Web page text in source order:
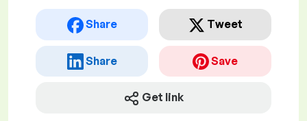
Share Tweet
Share Save
Get link